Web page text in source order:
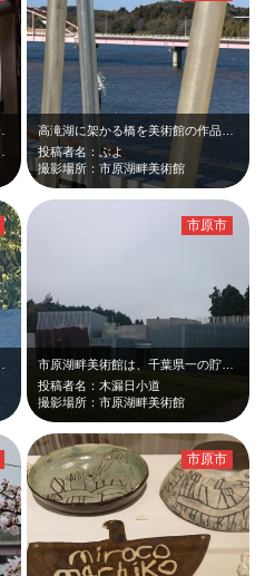
高滝湖に架かる橋を美術館の作品の間から撮ってみました。
投稿者名：ぶよ
撮影場所：市原湖畔美術館
市原湖畔美術館は、千葉県一の貯水面積を誇る高滝湖を望む、自然豊かな美術館です。…
投稿者名：木漏日小道
撮影場所：市原湖畔美術館
市原市
市原市